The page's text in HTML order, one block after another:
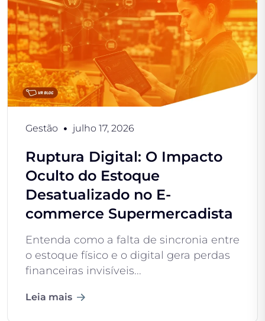
Gestão julho 17, 2026
Ruptura Digital: O Impacto
Oculto do Estoque
Desatualizado no E-
commerce Supermercadista
Entenda como a falta de sincronia entre
o estoque físico e o digital gera perdas
financeiras invisíveis...
Leia mais